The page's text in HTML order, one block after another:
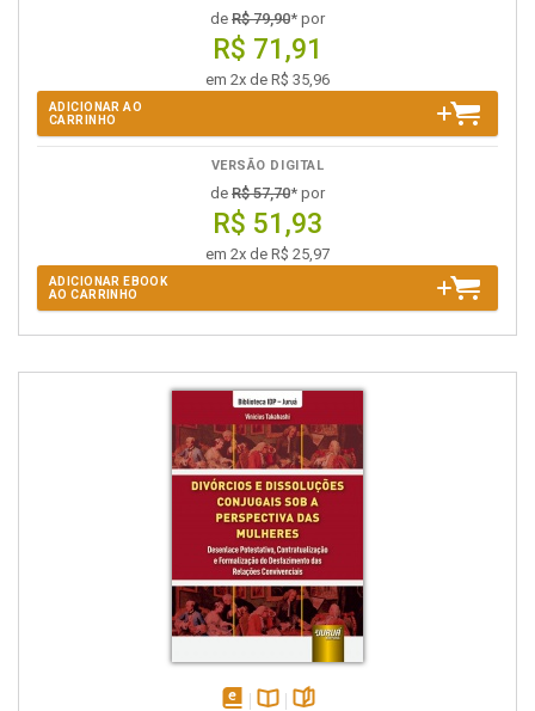
de R$ 79,90* por
R$ 71,91
em 2x de R$ 35,96
ADICIONAR AO
CARRINHO
VERSÃO DIGITAL
de R$ 57,70* por
R$ 51,93
em 2x de R$ 25,97
ADICIONAR EBOOK
AO CARRINHO